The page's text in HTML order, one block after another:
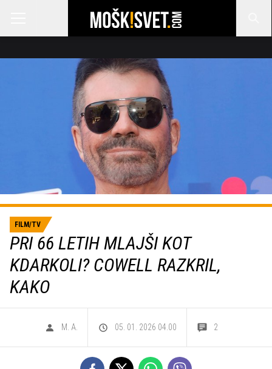
FILM/TV
PRI 66 LETIH MLAJŠI KOT
KDARKOLI? COWELL RAZKRIL,
KAKO
M. A. 05. 01. 2026 04.00 2